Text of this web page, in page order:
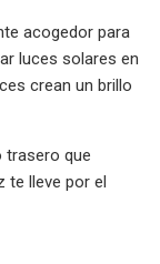
acogedor para
luces solares en
crean un brillo
trasero que
te lleve por el